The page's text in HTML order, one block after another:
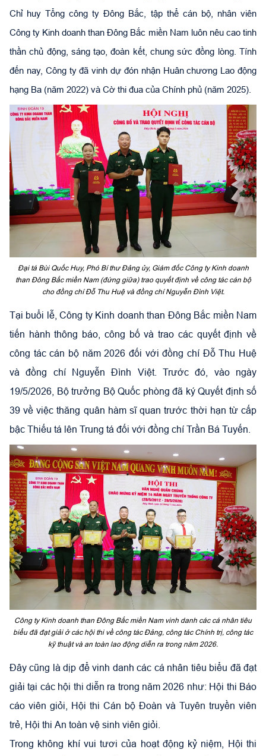
Chỉ huy Tổng công ty Đông Bắc, tập thể cán bộ, nhân viên
Công ty Kinh doanh than Đông Bắc miền Nam luôn nêu cao tinh
thần chủ động, sáng tạo, đoàn kết, chung sức đồng lòng. Tính
đến nay, Công ty đã vinh dự đón nhận Huân chương Lao động
hạng Ba (năm 2022) và Cờ thi đua của Chính phủ (năm 2025).
Đại tá Bùi Quốc Huy, Phó Bí thư Đảng ủy, Giám đốc Công ty Kinh doanh
than Đông Bắc miền Nam (đứng giữa) trao quyết định về công tác cán bộ
cho đồng chí Đỗ Thu Huệ và đồng chí Nguyễn Đình Việt.
Tại buổi lễ, Công ty Kinh doanh than Đông Bắc miền Nam
tiến hành thông báo, công bố và trao các quyết định về
công tác cán bộ năm 2026 đối với đồng chí Đỗ Thu Huệ
và đồng chí Nguyễn Đình Việt. Trước đó, vào ngày
19/5/2026, Bộ trưởng Bộ Quốc phòng đã ký Quyết định số
39 về việc thăng quân hàm sĩ quan trước thời hạn từ cấp
bậc Thiếu tá lên Trung tá đối với đồng chí Trần Bá Tuyến.
Công ty Kinh doanh than Đông Bắc miền Nam vinh danh các cá nhân tiêu
biểu đã đạt giải ở các hội thi về công tác Đảng, công tác Chính trị, công tác
kỹ thuật và an toàn lao động diễn ra trong năm 2026.
Đây cũng là dịp để vinh danh các cá nhân tiêu biểu đã đạt
giải tại các hội thi diễn ra trong năm 2026 như: Hội thi Báo
cáo viên giỏi, Hội thi Cán bộ Đoàn và Tuyên truyền viên
trẻ, Hội thi An toàn vệ sinh viên giỏi.
Trong không khí vui tươi của hoạt động kỷ niệm, Hội thi